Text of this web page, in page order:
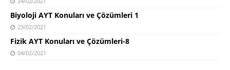
Biyoloji AYT Konuları ve Çözümleri 1
23/02/2021
Fizik AYT Konuları ve Çözümleri-8
04/02/2021